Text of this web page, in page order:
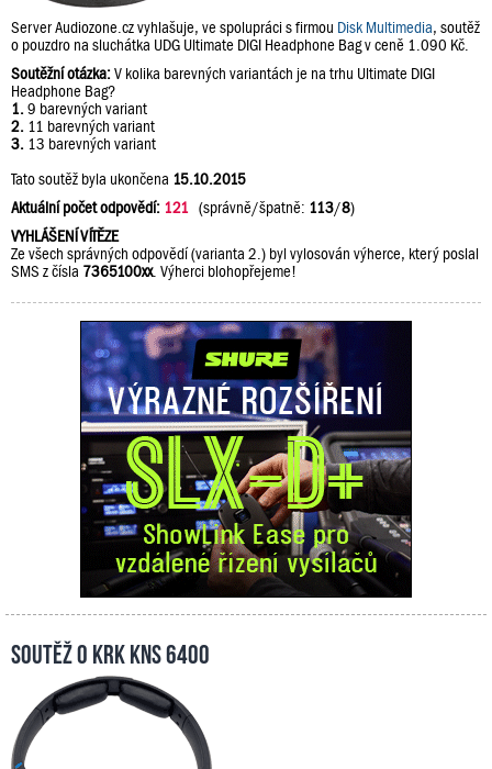
Server Audiozone.cz vyhlašuje, ve spolupráci s firmou Disk Multimedia, soutěž
o pouzdro na sluchátka UDG Ultimate DIGI Headphone Bag v ceně 1.090 Kč.
Soutěžní otázka:V kolika barevných variantách je na trhu Ultimate DIGI
Headphone Bag?
1. 9 barevných variant
2. 11 barevných variant
3. 13 barevných variant
Tato soutěž byla ukončena 15.10.2015
Aktuální počet odpovědí: 121 (správně/špatně: 113/8)
VYHLÁŠENÍ VÍTĚZE
Ze všech správných odpovědí (varianta 2.) byl vylosován výherce, který poslal
SMS z čísla 7365100xx. Výherci blohopřejeme!
Soutěž o KRK KNS 6400